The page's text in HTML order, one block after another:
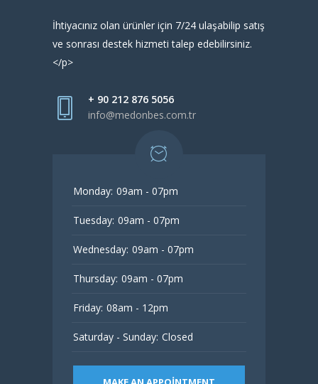
İhtiyacınız olan ürünler için 7/24 ulaşabilip satış
ve sonrası destek hizmeti talep edebilirsiniz.
</p>
+ 90 212 876 5056
info@medonbes.com.tr
Monday: 09am - 07pm
Tuesday: 09am - 07pm
Wednesday: 09am - 07pm
Thursday: 09am - 07pm
Friday: 08am - 12pm
Saturday - Sunday: Closed